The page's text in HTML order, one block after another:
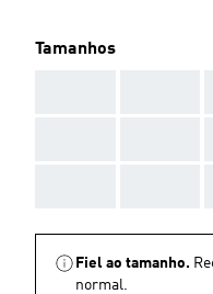
Tamanhos
Fiel ao tamanho.
normal.